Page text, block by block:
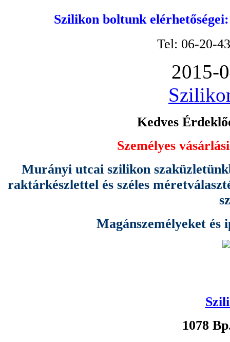
Szilikon boltunk
Tel: 06-20-
2015-
Kedves
Személyes
Murányi utcai szilikon
raktárkészlettel és széles
Magánszemélyeket és
1078